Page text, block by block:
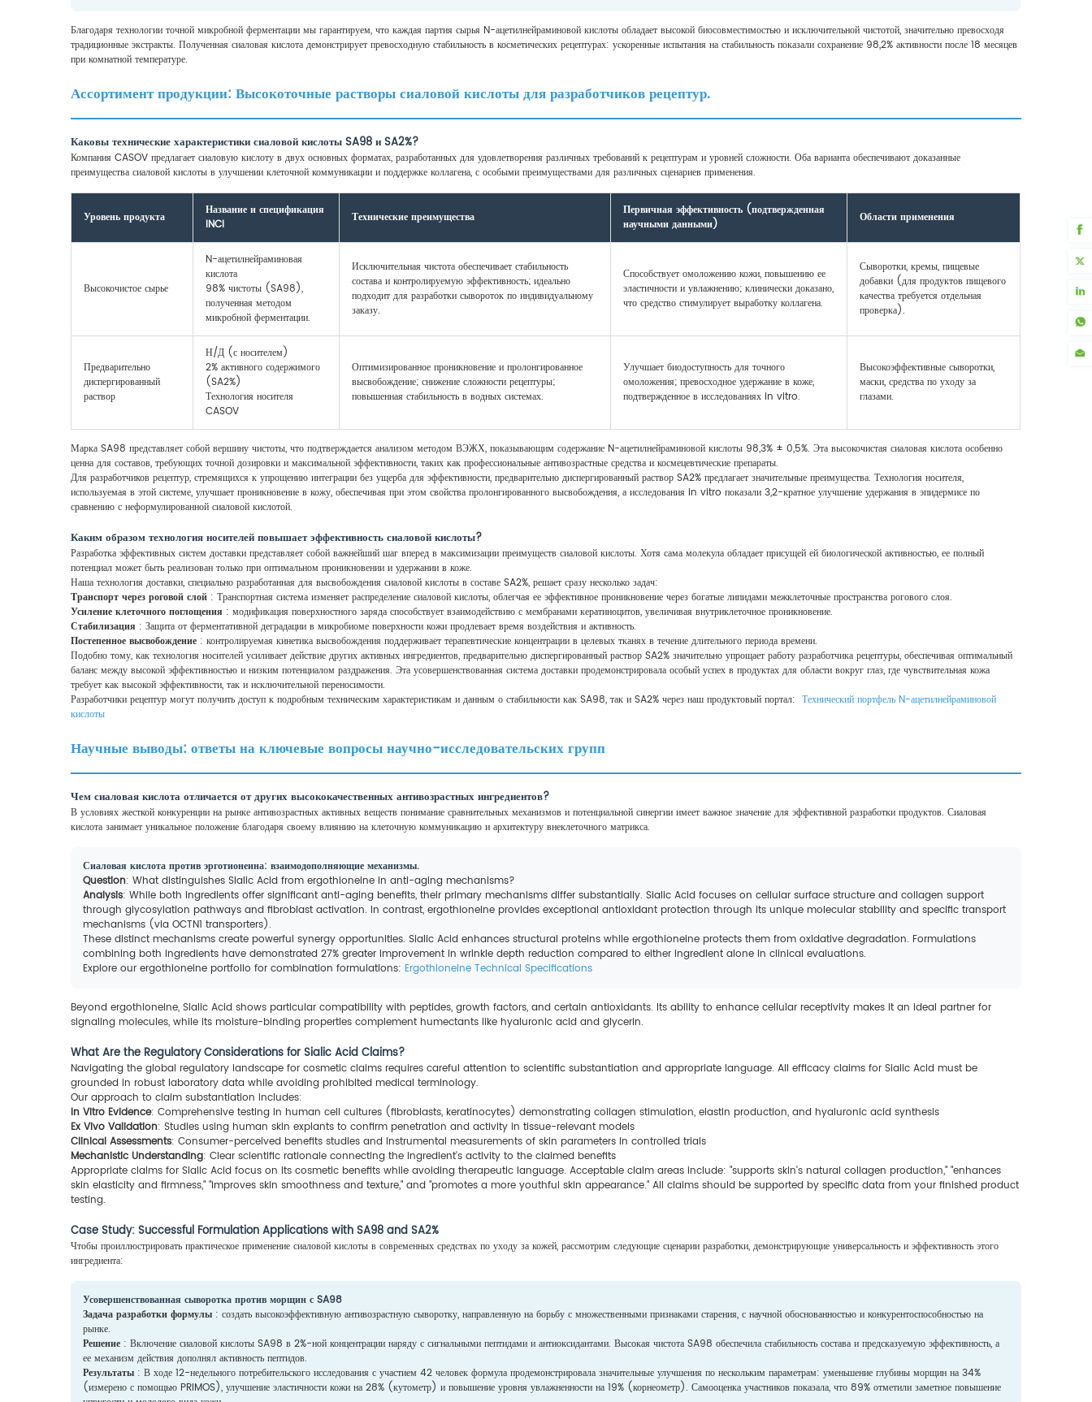
Благодаря технологии точной микробной ферментации мы гарантируем, что каждая партия сырья N-ацетилнейраминовой кислоты обладает высокой биосовместимостью и исключительной чистотой, значительно превосходя
традиционные экстракты. Полученная сиаловая кислота демонстрирует превосходную стабильность в косметических рецептурах: ускоренные испытания на стабильность показали сохранение 98,2% активности после 18 месяцев
при комнатной температуре.
Ассортимент продукции: Высокоточные растворы сиаловой кислоты для разработчиков рецептур.
Каковы технические характеристики сиаловой кислоты SA98 и SA2%?
Компания CASOV предлагает сиаловую кислоту в двух основных форматах, разработанных для удовлетворения различных требований к рецептурам и уровней сложности. Оба варианта обеспечивают доказанные
преимущества сиаловой кислоты в улучшении клеточной коммуникации и поддержке коллагена, с особыми преимуществами для различных сценариев применения.
Уровень продукта
Название и спецификация
INCI
Технические преимущества
Первичная эффективность (подтвержденная
научными данными)
Области применения
Высокочистое сырье
N-ацетилнейраминовая
кислота
98% чистоты (SA98),
полученная методом
микробной ферментации.
Исключительная чистота обеспечивает стабильность
состава и контролируемую эффективность; идеально
подходит для разработки сывороток по индивидуальному
заказу.
Способствует омоложению кожи, повышению ее
эластичности и увлажнению; клинически доказано,
что средство стимулирует выработку коллагена.
Сыворотки, кремы, пищевые
добавки (для продуктов пищевого
качества требуется отдельная
проверка).
Предварительно
диспергированный
раствор
Н/Д (с носителем)
2% активного содержимого
(SA2%)
Технология носителя
CASOV
Оптимизированное проникновение и пролонгированное
высвобождение; снижение сложности рецептуры;
повышенная стабильность в водных системах.
Улучшает биодоступность для точного
омоложения; превосходное удержание в коже,
подтвержденное в исследованиях in vitro.
Высокоэффективные сыворотки,
маски, средства по уходу за
глазами.
Марка SA98 представляет собой вершину чистоты, что подтверждается анализом методом ВЭЖХ, показывающим содержание N-ацетилнейраминовой кислоты 98,3% ± 0,5%. Эта высокочистая сиаловая кислота особенно
ценна для составов, требующих точной дозировки и максимальной эффективности, таких как профессиональные антивозрастные средства и космецевтические препараты.
Для разработчиков рецептур, стремящихся к упрощению интеграции без ущерба для эффективности, предварительно диспергированный раствор SA2% предлагает значительные преимущества. Технология носителя,
используемая в этой системе, улучшает проникновение в кожу, обеспечивая при этом свойства пролонгированного высвобождения, а исследования in vitro показали 3,2-кратное улучшение удержания в эпидермисе по
сравнению с неформулированной сиаловой кислотой.
Каким образом технология носителей повышает эффективность сиаловой кислоты?
Разработка эффективных систем доставки представляет собой важнейший шаг вперед в максимизации преимуществ сиаловой кислоты. Хотя сама молекула обладает присущей ей биологической активностью, ее полный
потенциал может быть реализован только при оптимальном проникновении и удержании в коже.
Наша технология доставки, специально разработанная для высвобождения сиаловой кислоты в составе SA2%, решает сразу несколько задач:
Транспорт через роговой слой : Транспортная система изменяет распределение сиаловой кислоты, облегчая ее эффективное проникновение через богатые липидами межклеточные пространства рогового слоя.
Усиление клеточного поглощения : модификация поверхностного заряда способствует взаимодействию с мембранами кератиноцитов, увеличивая внутриклеточное проникновение.
Стабилизация : Защита от ферментативной деградации в микробиоме поверхности кожи продлевает время воздействия и активность.
Постепенное высвобождение : контролируемая кинетика высвобождения поддерживает терапевтические концентрации в целевых тканях в течение длительного периода времени.
Подобно тому, как технология носителей усиливает действие других активных ингредиентов, предварительно диспергированный раствор SA2% значительно упрощает работу разработчика рецептуры, обеспечивая оптимальный
баланс между высокой эффективностью и низким потенциалом раздражения. Эта усовершенствованная система доставки продемонстрировала особый успех в продуктах для области вокруг глаз, где чувствительная кожа
требует как высокой эффективности, так и исключительной переносимости.
Разработчики рецептур могут получить доступ к подробным техническим характеристикам и данным о стабильности как SA98, так и SA2% через наш продуктовый портал:Технический портфель N-ацетилнейраминовой
кислоты
Научные выводы: ответы на ключевые вопросы научно-исследовательских групп
Чем сиаловая кислота отличается от других высококачественных антивозрастных ингредиентов?
В условиях жесткой конкуренции на рынке антивозрастных активных веществ понимание сравнительных механизмов и потенциальной синергии имеет важное значение для эффективной разработки продуктов. Сиаловая
кислота занимает уникальное положение благодаря своему влиянию на клеточную коммуникацию и архитектуру внеклеточного матрикса.
Сиаловая кислота против эрготионеина: взаимодополняющие механизмы.
Question: What distinguishes Sialic Acid from ergothioneine in anti-aging mechanisms?
Analysis: While both ingredients offer significant anti-aging benefits, their primary mechanisms differ substantially. Sialic Acid focuses on cellular surface structure and collagen support
through glycosylation pathways and fibroblast activation. In contrast, ergothioneine provides exceptional antioxidant protection through its unique molecular stability and specific transport
mechanisms (via OCTN1 transporters).
These distinct mechanisms create powerful synergy opportunities. Sialic Acid enhances structural proteins while ergothioneine protects them from oxidative degradation. Formulations
combining both ingredients have demonstrated 27% greater improvement in wrinkle depth reduction compared to either ingredient alone in clinical evaluations.
Explore our ergothioneine portfolio for combination formulations: Ergothioneine Technical Specifications
Beyond ergothioneine, Sialic Acid shows particular compatibility with peptides, growth factors, and certain antioxidants. Its ability to enhance cellular receptivity makes it an ideal partner for
signaling molecules, while its moisture-binding properties complement humectants like hyaluronic acid and glycerin.
What Are the Regulatory Considerations for Sialic Acid Claims?
Navigating the global regulatory landscape for cosmetic claims requires careful attention to scientific substantiation and appropriate language. All efficacy claims for Sialic Acid must be
grounded in robust laboratory data while avoiding prohibited medical terminology.
Our approach to claim substantiation includes:
In Vitro Evidence: Comprehensive testing in human cell cultures (fibroblasts, keratinocytes) demonstrating collagen stimulation, elastin production, and hyaluronic acid synthesis
Ex Vivo Validation: Studies using human skin explants to confirm penetration and activity in tissue-relevant models
Clinical Assessments: Consumer-perceived benefits studies and instrumental measurements of skin parameters in controlled trials
Mechanistic Understanding: Clear scientific rationale connecting the ingredient's activity to the claimed benefits
Appropriate claims for Sialic Acid focus on its cosmetic benefits while avoiding therapeutic language. Acceptable claim areas include: "supports skin's natural collagen production," "enhances
skin elasticity and firmness," "improves skin smoothness and texture," and "promotes a more youthful skin appearance." All claims should be supported by specific data from your finished product
testing.
Case Study: Successful Formulation Applications with SA98 and SA2%
Чтобы проиллюстрировать практическое применение сиаловой кислоты в современных средствах по уходу за кожей, рассмотрим следующие сценарии разработки, демонстрирующие универсальность и эффективность этого
ингредиента:
Усовершенствованная сыворотка против морщин с SA98
Задача разработки формулы : создать высокоэффективную антивозрастную сыворотку, направленную на борьбу с множественными признаками старения, с научной обоснованностью и конкурентоспособностью на
рынке.
Решение : Включение сиаловой кислоты SA98 в 2%-ной концентрации наряду с сигнальными пептидами и антиоксидантами. Высокая чистота SA98 обеспечила стабильность состава и предсказуемую эффективность, а
ее механизм действия дополнял активность пептидов.
Результаты : В ходе 12-недельного потребительского исследования с участием 42 человек формула продемонстрировала значительные улучшения по нескольким параметрам: уменьшение глубины морщин на 34%
(измерено с помощью PRIMOS), улучшение эластичности кожи на 28% (кутометр) и повышение уровня увлажненности на 19% (корнеометр). Самооценка участников показала, что 89% отметили заметное повышение